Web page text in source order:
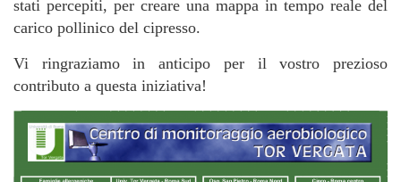
stati percepiti, per creare una mappa in tempo reale del
carico pollinico del cipresso.
Vi ringraziamo in anticipo per il vostro prezioso
contributo a questa iniziativa!